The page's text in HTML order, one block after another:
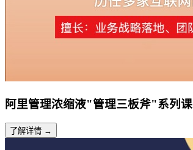
阿里管理浓缩液"管理三板斧"系列课
了解详情 →